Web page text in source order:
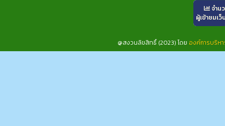
จำน
ผู้เข้าชมเว็
@สงวนลิขสิทธิ์ (2023) โดย องค์การบริห